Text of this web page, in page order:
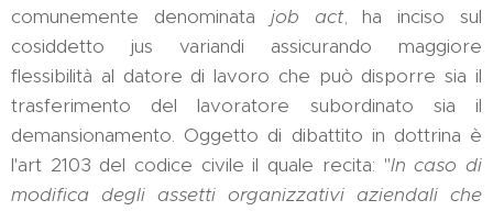
comunemente denominata job act, ha inciso sul
cosiddetto jus variandi assicurando maggiore
flessibilità al datore di lavoro che può disporre sia il
trasferimento del lavoratore subordinato sia il
demansionamento. Oggetto di dibattito in dottrina è
l'art 2103 del codice civile il quale recita: "In caso di
modifica degli assetti organizzativi aziendali che